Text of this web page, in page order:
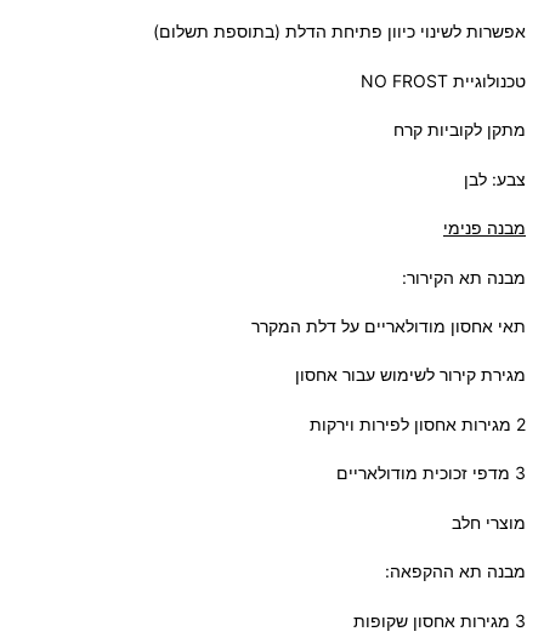
אפשרות לשינוי כיוון פתיחת הדלת (בתוספת תשלום)
טכנולוגיית NO FROST
מתקן לקוביות קרח
צבע: לבן
מבנה פנימי
מבנה תא הקירור:
תאי אחסון מודולאריים על דלת המקרר
מגירת קירור לשימוש עבור אחסון
2 מגירות אחסון לפירות וירקות
3 מדפי זכוכית מודולאריים
מוצרי חלב
מבנה תא ההקפאה:
3 מגירות אחסון שקופות